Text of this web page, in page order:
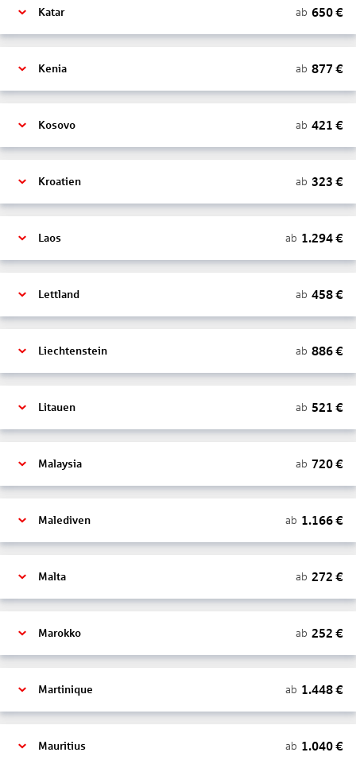
Katar ab 650€
Kenia ab 877 €
Kosovo ab 421 €
Kroatien ab 323 €
Laos ab 1.294€
Lettland ab 458€
Liechtenstein ab 886€
Litauen ab 521 €
Malaysia ab 720€
Malediven ab 1.166€
Malta ab 272 €
Marokko ab 252 €
Martinique ab 1.448€
Mauritius ab 1.040€